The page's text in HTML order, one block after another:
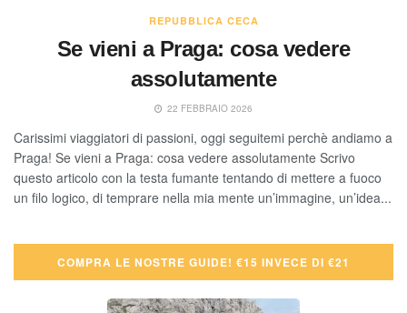
REPUBBLICA CECA
Se vieni a Praga: cosa vedere
assolutamente
22 FEBBRAIO 2026
Carissimi viaggiatori di passioni, oggi seguitemi perchè andiamo a
Praga! Se vieni a Praga: cosa vedere assolutamente Scrivo
questo articolo con la testa fumante tentando di mettere a fuoco
un filo logico, di temprare nella mia mente un’immagine, un’idea...
COMPRA LE NOSTRE GUIDE! €15 INVECE DI €21